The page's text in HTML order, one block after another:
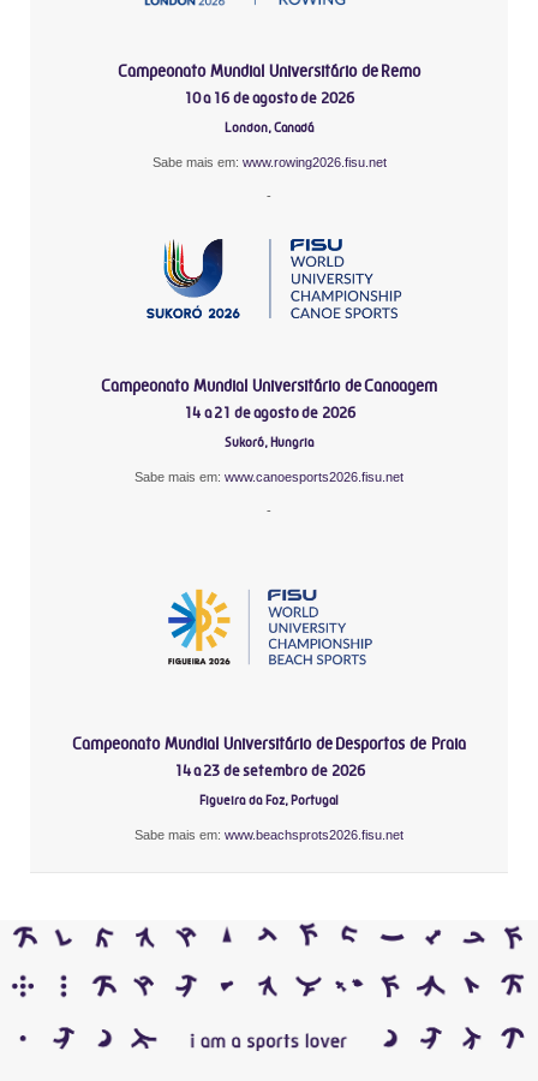
Campeonato Mundial Universitário de Remo
10 a 16 de agosto de 2026
London, Canadá
Sabe mais em: www.rowing2026.fisu.net
-
Campeonato Mundial Universitário de Canoagem
14 a 21 de agosto de 2026
Sukoró, Hungria
Sabe mais em: www.canoesports2026.fisu.net
-
Campeonato Mundial Universitário de Desportos de Praia
14 a 23 de setembro de 2026
Figueira da Foz, Portugal
Sabe mais em: www.beachsprots2026.fisu.net